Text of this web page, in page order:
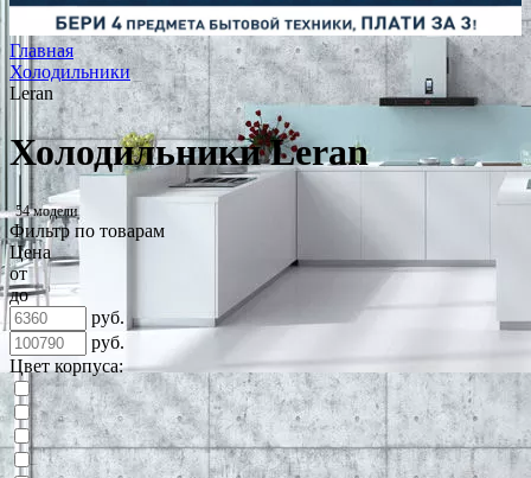
Главная
Холодильники
Leran
Холодильники Leran
54 модели
Фильтр по товарам
Цена
от
до
руб.
руб.
Цвет корпуса: